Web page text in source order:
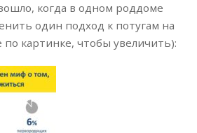
когда в одном роддоме
один подход к потугам на
картинке, чтобы увеличить):